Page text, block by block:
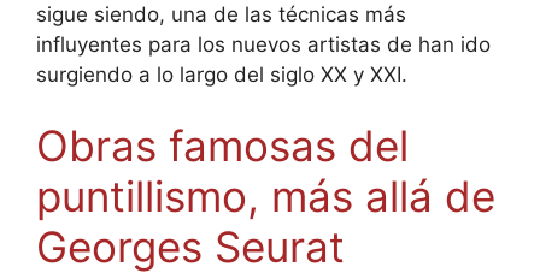
sigue siendo, una de las técnicas más
influyentes para los nuevos artistas de han ido
surgiendo a lo largo del siglo XX y XXI.
Obras famosas del
puntillismo, más allá de
Georges Seurat